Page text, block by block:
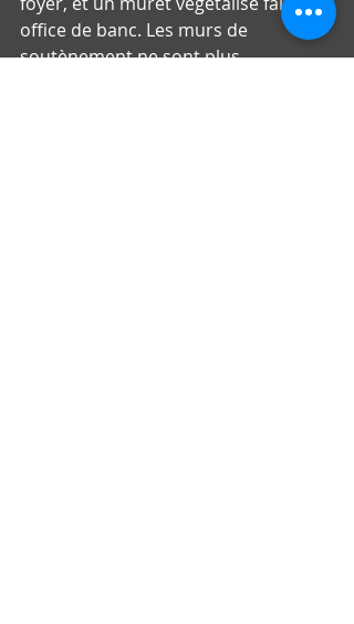
office de banc. Les murs de
soutènement ne sont plus